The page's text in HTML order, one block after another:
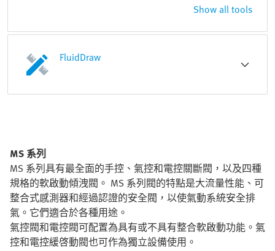
Show all tools
FluidDraw
MS 系列
MS 系列具有最全面的手控、氣控和電控關斷閥，以及四種
規格的軟啟動傾洩閥。 MS 系列閥的特點是大流量性能、可
整合式感測器和經過認證的安全閥，以使氣動系統安全排
氣。它們適合於各種用途。
氣控閥和電控閥可配置為具有或不具有整合軟啟動功能。氣
控和電控緩啓動閥也可作為獨立設備使用。